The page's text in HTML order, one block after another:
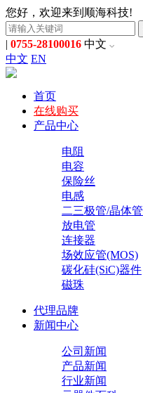
您好，欢迎来到顺海科技!
| 0755-28100016 中文
中文 EN
首页
在线购买
产品中心
电阻
电容
保险丝
电感
二三极管/晶体管
放电管
连接器
场效应管(MOS)
碳化硅(SiC)器件
磁珠
代理品牌
新闻中心
公司新闻
产品新闻
行业新闻